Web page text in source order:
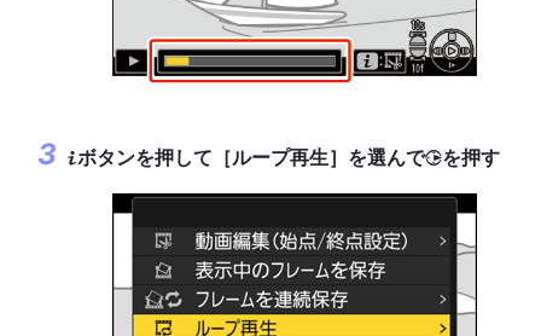
iボタンを押して［ループ再生］を選んで2を押す